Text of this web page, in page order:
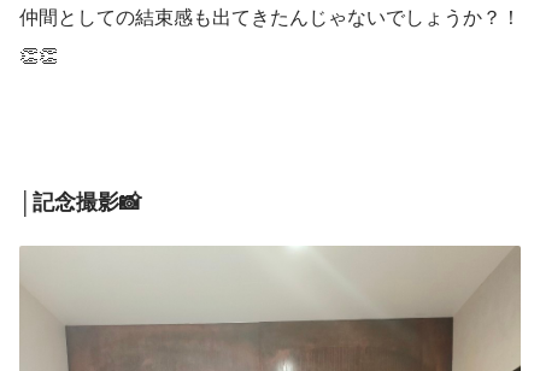
仲間としての結束感も出てきたんじゃないでしょうか？！
👏👏
│記念撮影📸